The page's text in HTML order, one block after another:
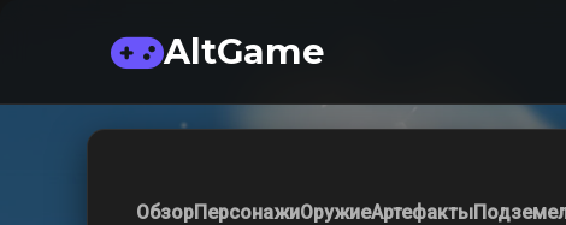
AltGame
ОбзорПерсонажиОружиеАртефакты